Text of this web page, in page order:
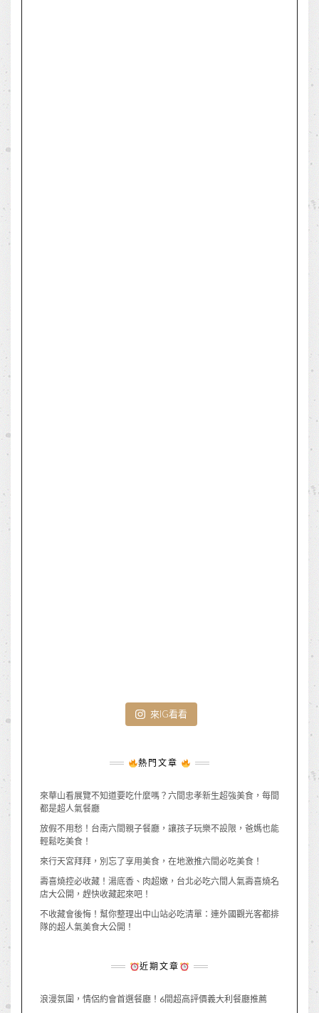
來IG看看
熱門文章
來華山看展覽不知道要吃什麼嗎？六間忠孝新生超強美食，每間
都是超人氣餐廳
放假不用愁！台南六間親子餐廳，讓孩子玩樂不設限，爸媽也能
輕鬆吃美食！
來行天宮拜拜，別忘了享用美食，在地激推六間必吃美食！
壽喜燒控必收藏！湯底香、肉超嫩，台北必吃六間人氣壽喜燒名
店大公開，趕快收藏起來吧！
不收藏會後悔！幫你整理出中山站必吃清單：連外國觀光客都排
隊的超人氣美食大公開！
近期文章
浪漫氛圍，情侶約會首選餐廳！6間超高評價義大利餐廳推薦